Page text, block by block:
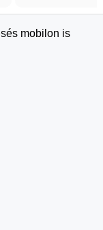
mobilon is